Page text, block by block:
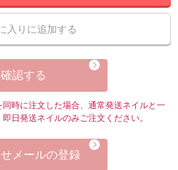
入りに追加する
認する
時に注文した場合、通常発送ネイルと一
日発送ネイルのみご注文ください。
メールの登録